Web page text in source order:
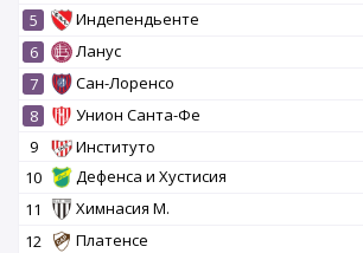
5
Индепендьенте
6
Ланус
7
Сан-Лоренсо
8
Унион Санта-Фе
9
Институто
10
Дефенса и Хустисия
11
Химнасия М.
12
Платенсе